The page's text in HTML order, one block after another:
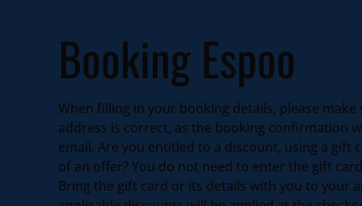
Booking Espoo
When filling in your booking details, please
address is correct, as the booking confirmation
email. Are you entitled to a discount, using a gift
of an offer? You do not need to enter the gift
Bring the gift card or its details with you to your